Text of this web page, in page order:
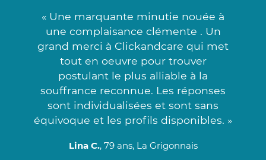
« Une marquante minutie nouée à
une complaisance clémente . Un
grand merci à Clickandcare qui met
tout en oeuvre pour trouver
postulant le plus alliable à la
souffrance reconnue. Les réponses
sont individualisées et sont sans
équivoque et les profils disponibles. »
Lina C., 79 ans, La Grigonnais